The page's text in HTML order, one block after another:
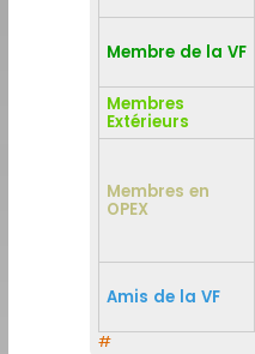
Membre de la VF
Membres
Extérieurs
Membres en
OPEX
Amis de la VF
#